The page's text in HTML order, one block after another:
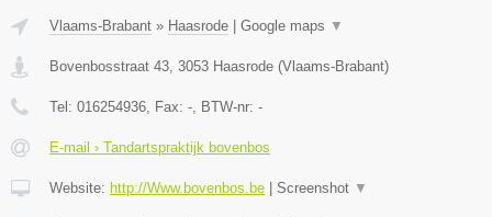
Vlaams-Brabant » Haasrode | Google maps ▼
Bovenbosstraat 43 3053 Haasrode (Vlaams-Brabant)
Tel: 016254936 , Fax: - , BTW-nr: -
E-mail › Tandartspraktijk bovenbos
Website: http://Www.bovenbos.be | Screenshot ▼